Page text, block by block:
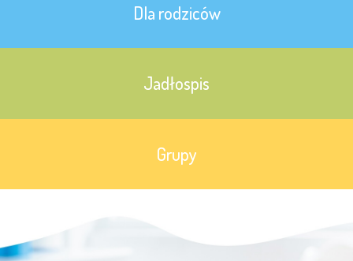
Dla rodziców
Jadłospis
Grupy